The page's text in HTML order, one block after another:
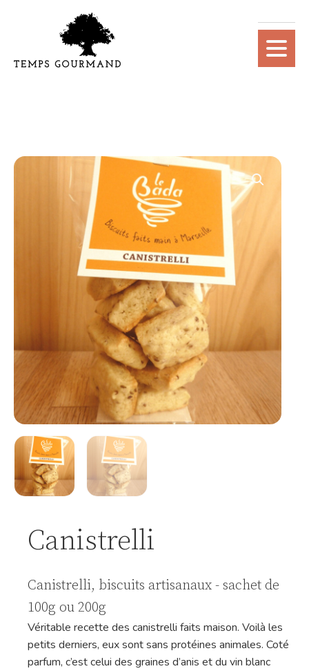
Canistrelli
Canistrelli, biscuits artisanaux - sachet de
100g ou 200g
Véritable recette des canistrelli faits maison. Voilà les
petits derniers, eux sont sans protéines animales. Coté
parfum, c’est celui des graines d’anis et du vin blanc